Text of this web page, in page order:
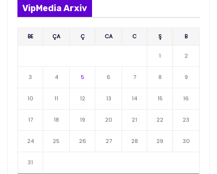
VipMedia Arxiv
BE ÇA Ç CA C Ş B
1 2
3 4 5 6 7 8 9
10 11 12 13 14 15 16
17 18 19 20 21 22 23
24 25 26 27 28 29 30
31